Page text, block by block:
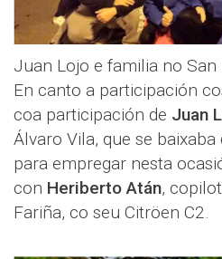
Juan Lojo e familia no San
En canto a participación
coa participación de Juan
Álvaro Vila, que se baixaba
para empregar nesta
con Heriberto Atán,
Fariña, co seu Citröen C2.